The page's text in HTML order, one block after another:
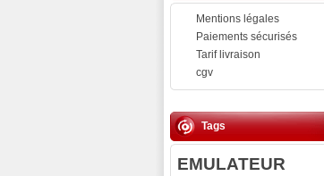
Mentions légales
Paiements sécurisés
Tarif livraison
cgv
Tags
EMULATEUR